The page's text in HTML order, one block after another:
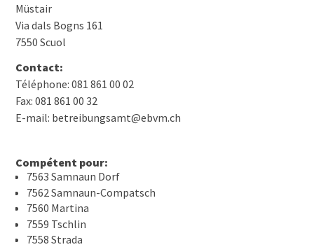
Müstair
Via dals Bogns 161
7550 Scuol
Contact:
Téléphone: 081 861 00 02
Fax: 081 861 00 32
E-mail: betreibungsamt@ebvm.ch
Compétent pour:
7563 Samnaun Dorf
7562 Samnaun-Compatsch
7560 Martina
7559 Tschlin
7558 Strada